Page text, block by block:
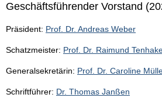
Geschäftsführender Vorstand
Präsident: Prof. Dr. Andreas Weber
Schatzmeister: Prof. Dr. Raimund
Generalsekretärin: Prof. Dr. Caroline
Schriftführer: Dr. Thomas Janßen